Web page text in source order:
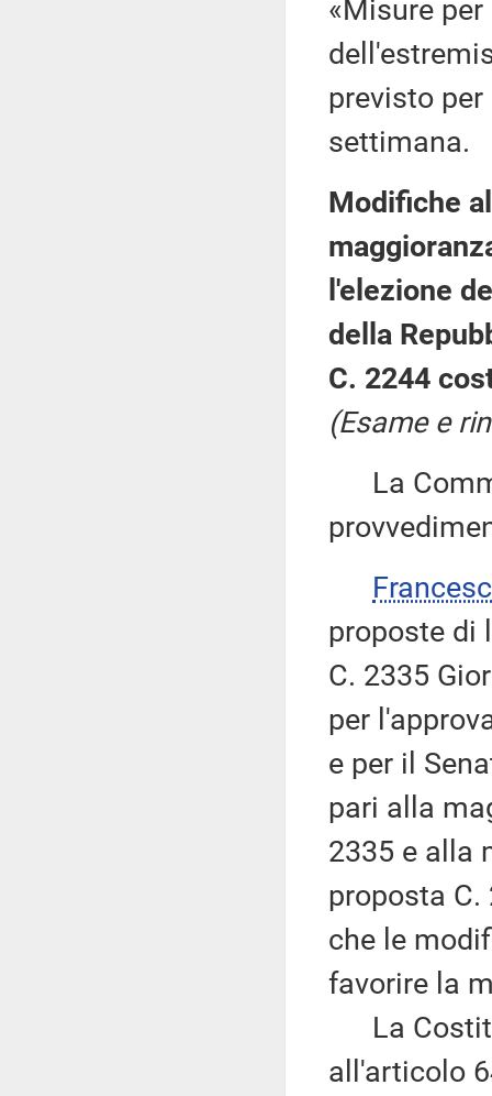
«Misure
previsto
settimana.
Modifiche
l'elezione
della
C. 2244
(Esame e
La
proposte di
C. 2335
per
e per il
pari alla
2335 e alla
proposta
che le
favorire la
La
all'articolo